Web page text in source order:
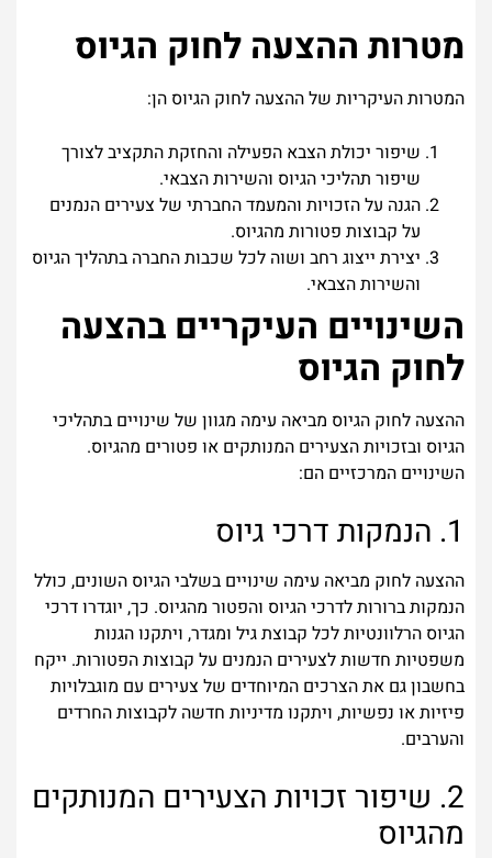
מטרות ההצעה לחוק הגיוס
המטרות העיקריות של ההצעה לחוק הגיוס הן:
שיפור יכולת הצבא הפעילה והחזקת התקציב לצורך
שיפור תהליכי הגיוס והשירות הצבאי.
הגנה על הזכויות והמעמד החברתי של צעירים הנמנים
על קבוצות פטורות מהגיוס.
יצירת ייצוג רחב ושוה לכל שכבות החברה בתהליך הגיוס
והשירות הצבאי.
השינויים העיקריים בהצעה
לחוק הגיוס
ההצעה לחוק הגיוס מביאה עימה מגוון של שינויים בתהליכי
הגיוס ובזכויות הצעירים המנותקים או פטורים מהגיוס.
השינויים המרכזיים הם:
1. הנמקות דרכי גיוס
ההצעה לחוק מביאה עימה שינויים בשלבי הגיוס השונים, כולל
הנמקות ברורות לדרכי הגיוס והפטור מהגיוס. כך, יוגדרו דרכי
הגיוס הרלוונטיות לכל קבוצת גיל ומגדר, ויתקנו הגנות
משפטיות חדשות לצעירים הנמנים על קבוצות הפטורות. ייקח
בחשבון גם את הצרכים המיוחדים של צעירים עם מוגבלויות
פיזיות או נפשיות, ויתקנו מדיניות חדשה לקבוצות החרדים
והערבים.
2. שיפור זכויות הצעירים המנותקים
מהגיוס